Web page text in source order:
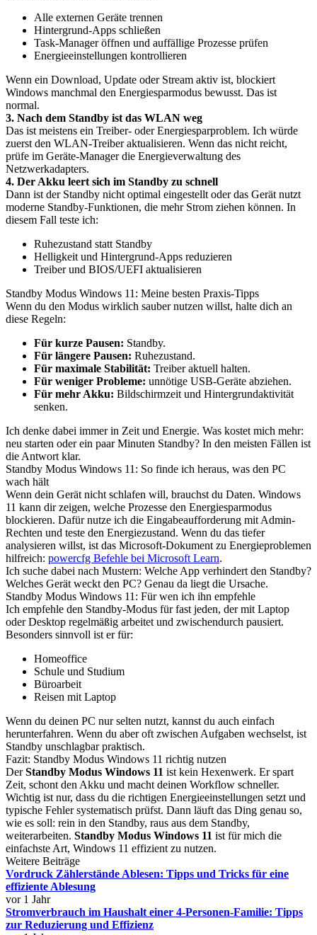
Alle externen Geräte trennen
Hintergrund-Apps schließen
Task-Manager öffnen und auffällige Prozesse prüfen
Energieeinstellungen kontrollieren
Wenn ein Download, Update oder Stream aktiv ist, blockiert
Windows manchmal den Energiesparmodus bewusst. Das ist
normal.
3. Nach dem Standby ist das WLAN weg
Das ist meistens ein Treiber- oder Energiesparproblem. Ich würde
zuerst den WLAN-Treiber aktualisieren. Wenn das nicht reicht,
prüfe im Geräte-Manager die Energieverwaltung des
Netzwerkadapters.
4. Der Akku leert sich im Standby zu schnell
Dann ist der Standby nicht optimal eingestellt oder das Gerät nutzt
moderne Standby-Funktionen, die mehr Strom ziehen können. In
diesem Fall teste ich:
Ruhezustand statt Standby
Helligkeit und Hintergrund-Apps reduzieren
Treiber und BIOS/UEFI aktualisieren
Standby Modus Windows 11: Meine besten Praxis-Tipps
Wenn du den Modus wirklich sauber nutzen willst, halte dich an
diese Regeln:
Für kurze Pausen: Standby.
Für längere Pausen: Ruhezustand.
Für maximale Stabilität: Treiber aktuell halten.
Für weniger Probleme: unnötige USB-Geräte abziehen.
Für mehr Akku: Bildschirmzeit und Hintergrundaktivität
senken.
Ich denke dabei immer in Zeit und Energie. Was kostet mich mehr:
neu starten oder ein paar Minuten Standby? In den meisten Fällen ist
die Antwort klar.
Standby Modus Windows 11: So finde ich heraus, was den PC
wach hält
Wenn dein Gerät nicht schlafen will, brauchst du Daten. Windows
11 kann dir zeigen, welche Prozesse den Energiesparmodus
blockieren. Dafür nutze ich die Eingabeaufforderung mit Admin-
Rechten und teste den Energiezustand. Wenn du das tiefer
analysieren willst, ist das Microsoft-Dokument zu Energieproblemen
hilfreich: powercfg Befehle bei Microsoft Learn.
Ich suche dabei nach Mustern: Welche App verhindert den Standby?
Welches Gerät weckt den PC? Genau da liegt die Ursache.
Standby Modus Windows 11: Für wen ich ihn empfehle
Ich empfehle den Standby-Modus für fast jeden, der mit Laptop
oder Desktop regelmäßig arbeitet und zwischendurch pausiert.
Besonders sinnvoll ist er für:
Homeoffice
Schule und Studium
Büroarbeit
Reisen mit Laptop
Wenn du deinen PC nur selten nutzt, kannst du auch einfach
herunterfahren. Wenn du aber oft zwischen Aufgaben wechselst, ist
Standby unschlagbar praktisch.
Fazit: Standby Modus Windows 11 richtig nutzen
DerStandby Modus Windows 11 ist kein Hexenwerk. Er spart
Zeit, schont den Akku und macht deinen Workflow schneller.
Wichtig ist nur, dass du die richtigen Energieeinstellungen setzt und
typische Fehler systematisch prüfst. Dann läuft das Ding genau so,
wie es soll: rein in den Standby, raus aus dem Standby,
weiterarbeiten. Standby Modus Windows 11 ist für mich die
einfachste Art, Windows 11 effizient zu nutzen.
Weitere Beiträge
Vordruck Zählerstände Ablesen: Tipps und Tricks für eine
effiziente Ablesung
vor 1 Jahr
Stromverbrauch im Haushalt einer 4-Personen-Familie: Tipps
zur Reduzierung und Effizienz